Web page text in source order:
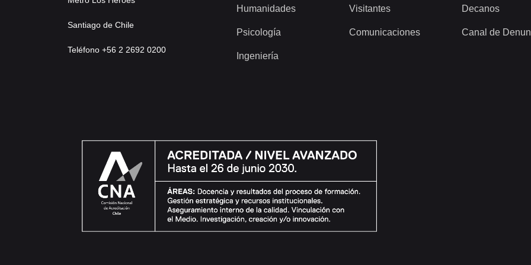
Santiago de Chile
Teléfono +56 2 2692 0200
Humanidades
Psicología
Ingeniería
Visitantes
Comunicaciones
Decanos
Canal de